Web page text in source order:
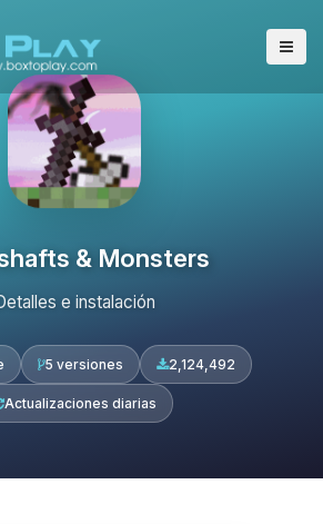
& Monsters
e instalación
5 versiones 2,124,492
Actualizaciones diarias